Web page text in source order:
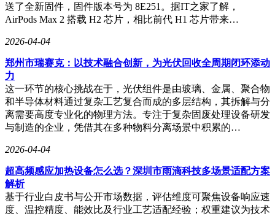
送了全新固件，固件版本号为 8E251。据IT之家了解，
AirPods Max 2 搭载 H2 芯片，相比前代 H1 芯片带来…
2026-04-04
郑州市瑞赛克：以技术融合创新，为光伏回收全周期闭环添动
力
这一环节的核心挑战在于，光伏组件是由玻璃、金属、聚合物
和半导体材料通过复杂工艺复合而成的多层结构，其拆解与分
离需要高度专业化的物理方法。专注于复杂固废处理设备研发
与制造的企业，凭借其在多种物料分离场景中积累的…
2026-04-04
超高频感应加热设备怎么选？深圳市雨滴科技多场景适配方案
解析
基于行业白皮书与公开市场数据，评估维度可聚焦设备响应速
度、温控精度、能效比及行业工艺适配经验；权重建议为技术